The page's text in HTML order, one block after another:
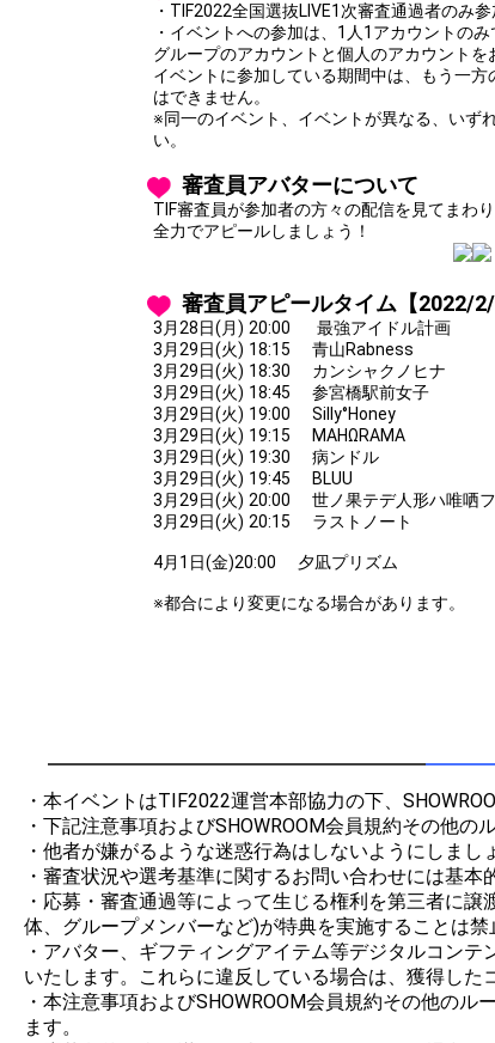
・TIF2022全国選抜LIVE1次審査通過者のみ参
・イベントへの参加は、1人1アカウントのみ
グループのアカウントと個人のアカウント
イベントに参加している期間中は、もう一
はできません。
※同一のイベント、イベントが異なる、いず
い。
審査員アバターについて
TIF審査員が参加者の方々の配信を見てまわ
全力でアピールしましょう！
審査員アピールタイム【2022/2/
3月28日(月) 20:00 最強アイドル計画
3月29日(火) 18:15 青山Rabness
3月29日(火) 18:30 カンシャクノヒナ
3月29日(火) 18:45 参宮橋駅前女子
3月29日(火) 19:00 Silly°Honey
3月29日(火) 19:15 MAHΩRAMA
3月29日(火) 19:30 病ンドル
3月29日(火) 19:45 BLUU
3月29日(火) 20:00 世ノ果テデ人形ハ唯哂フ
3月29日(火) 20:15 ラストノート
4月1日(金)20:00 夕凪プリズム
※都合により変更になる場合があります。
・本イベントはTIF2022運営本部協力の下、
・下記注意事項およびSHOWROOM会員規約その他の
・他者が嫌がるような迷惑行為はしないようにしまし
・審査状況や選考基準に関するお問い合わせには基本
・応募・審査通過等によって生じる権利を第三者に
体、グループメンバーなど)が特典を実施することは禁
・アバター、ギフティングアイテム等デジタルコン
いたします。これらに違反している場合は、獲得した
・本注意事項およびSHOWROOM会員規約その他の
ます。